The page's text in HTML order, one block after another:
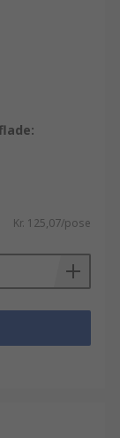
Kr. 125,07/pose